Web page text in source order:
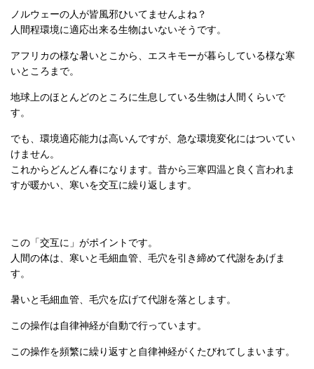
ノルウェーの人が皆風邪ひいてませんよね？
人間程環境に適応出来る生物はいないそうです。
アフリカの様な暑いとこから、エスキモーが暮らしている様な寒
いところまで。
地球上のほとんどのところに生息している生物は人間くらいで
す。
でも、環境適応能力は高いんですが、急な環境変化にはついてい
けません。
これからどんどん春になります。昔から三寒四温と良く言われま
すが暖かい、寒いを交互に繰り返します。
この「交互に」がポイントです。
人間の体は、寒いと毛細血管、毛穴を引き締めて代謝をあげま
す。
暑いと毛細血管、毛穴を広げて代謝を落とします。
この操作は自律神経が自動で行っています。
この操作を頻繁に繰り返すと自律神経がくたびれてしまいます。